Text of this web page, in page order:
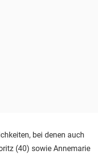
bei denen auch
(40) sowie Annemarie